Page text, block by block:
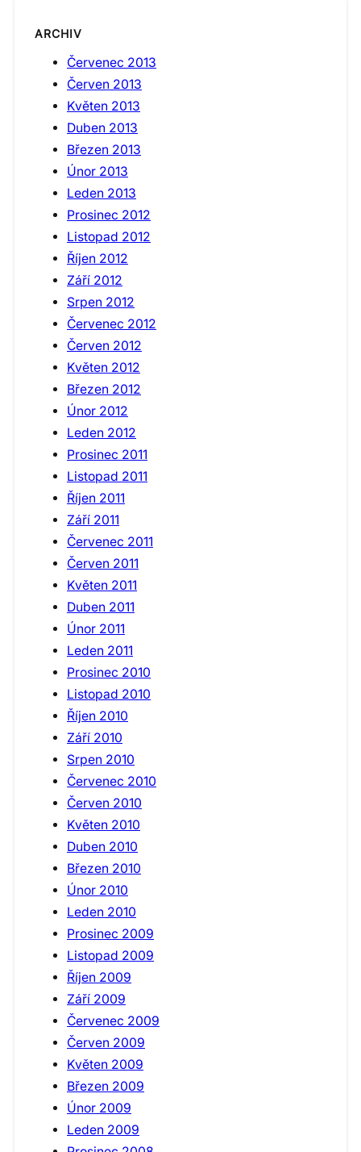
ARCHIV
Červenec 2013
Červen 2013
Květen 2013
Duben 2013
Březen 2013
Únor 2013
Leden 2013
Prosinec 2012
Listopad 2012
Říjen 2012
Září 2012
Srpen 2012
Červenec 2012
Červen 2012
Květen 2012
Březen 2012
Únor 2012
Leden 2012
Prosinec 2011
Listopad 2011
Říjen 2011
Září 2011
Červenec 2011
Červen 2011
Květen 2011
Duben 2011
Únor 2011
Leden 2011
Prosinec 2010
Listopad 2010
Říjen 2010
Září 2010
Srpen 2010
Červenec 2010
Červen 2010
Květen 2010
Duben 2010
Březen 2010
Únor 2010
Leden 2010
Prosinec 2009
Listopad 2009
Říjen 2009
Září 2009
Červenec 2009
Červen 2009
Květen 2009
Březen 2009
Únor 2009
Leden 2009